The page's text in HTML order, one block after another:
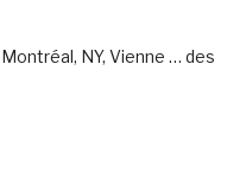
NY, Vienne … des